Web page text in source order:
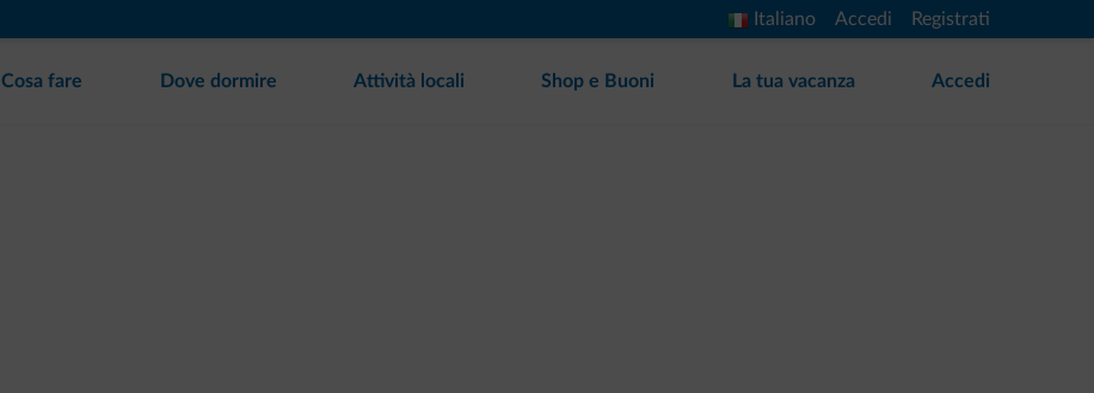
Italiano Accedi Registrati
Cosa fare Dove dormire Attività locali Shop e Buoni La tua vacanza Accedi